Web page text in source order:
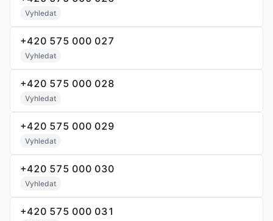
Vyhledat
+420 575 000 027
Vyhledat
+420 575 000 028
Vyhledat
+420 575 000 029
Vyhledat
+420 575 000 030
Vyhledat
+420 575 000 031